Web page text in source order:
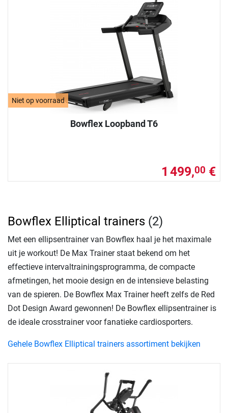
Niet op voorraad
Bowflex Loopband T6
1 499,00 €
Bowflex Elliptical trainers (2)
Met een ellipsentrainer van Bowflex haal je het maximale
uit je workout! De Max Trainer staat bekend om het
effectieve intervaltrainingsprogramma, de compacte
afmetingen, het mooie design en de intensieve belasting
van de spieren. De Bowflex Max Trainer heeft zelfs de Red
Dot Design Award gewonnen! De Bowflex ellipsentrainer is
de ideale crosstrainer voor fanatieke cardiosporters.
Gehele Bowflex Elliptical trainers assortiment bekijken